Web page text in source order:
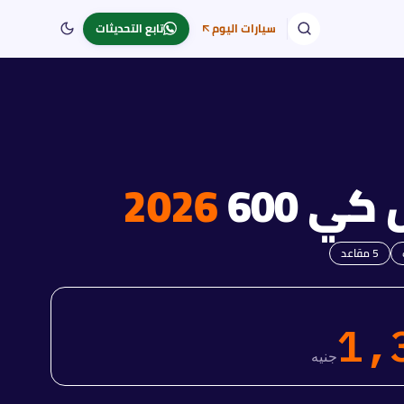
سيارات اليوم تابع التحديثات
كي600
2026
5مقاعد
جنيه